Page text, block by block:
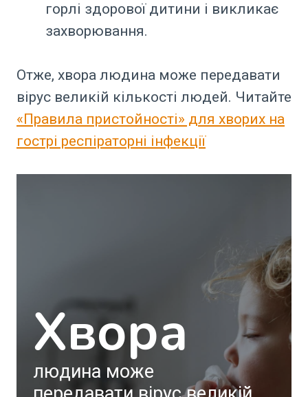
горлі здорової дитини і викликає
захворювання.
Отже, хвора людина може передавати
вірус великій кількості людей. Читайте
«Правила пристойності» для хворих на
гострі респіраторні інфекції
Хвора
людина може